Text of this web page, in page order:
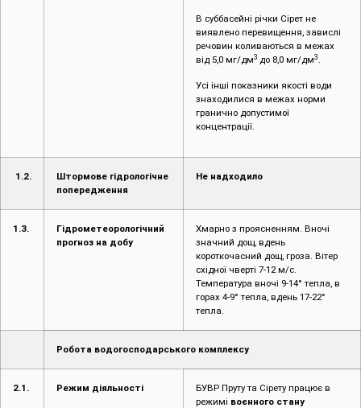
В суббасейні річки Сірет не
виявлено перевищення, завислі
речовин коливаються в межах
від 5,0 мг/дм3 до 8,0 мг/дм3 .
Усі інші показники якості води
знаходилися в межах норми
гранично допустимої
концентрації.
1.2.
Штормове гідрологічне
попередження
Не надходило
1.3.
Гідрометеорологічний
прогноз на добу
Хмарно з проясненням. Вночі
значний дощ, вдень
короткочасний дощ, гроза. Вітер
східної чверті 7-12 м/с.
Температура вночі 9-14° тепла, в
горах 4-9° тепла, вдень 17-22°
тепла.
Робота водогосподарського комплексу
2.1. Режим діяльності
БУВР Пруту та Сірету працює в
режимі воєнного стану